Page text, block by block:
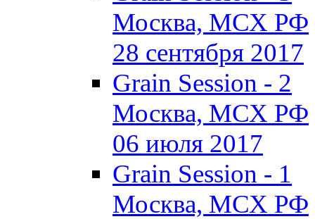
Москва, МСХ РФ
28 сентября 2017
Grain Session - 2
Москва, МСХ РФ
06 июля 2017
Grain Session - 1
Москва, МСХ РФ